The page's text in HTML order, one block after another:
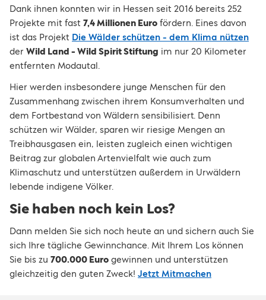
Dank ihnen konnten wir in Hessen seit 2016 bereits 252
Projekte mit fast 7,4 Millionen Euro fördern. Eines davon
ist das Projekt Die Wälder schützen - dem Klima nützen
der Wild Land - Wild Spirit Stiftung im nur 20 Kilometer
entfernten Modautal.
Hier werden insbesondere junge Menschen für den
Zusammenhang zwischen ihrem Konsumverhalten und
dem Fortbestand von Wäldern sensibilisiert. Denn
schützen wir Wälder, sparen wir riesige Mengen an
Treibhausgasen ein, leisten zugleich einen wichtigen
Beitrag zur globalen Artenvielfalt wie auch zum
Klimaschutz und unterstützen außerdem in Urwäldern
lebende indigene Völker.
Sie haben noch kein Los?
Dann melden Sie sich noch heute an und sichern auch Sie
sich Ihre tägliche Gewinnchance. Mit Ihrem Los können
Sie bis zu 700.000 Euro gewinnen und unterstützen
gleichzeitig den guten Zweck! Jetzt Mitmachen